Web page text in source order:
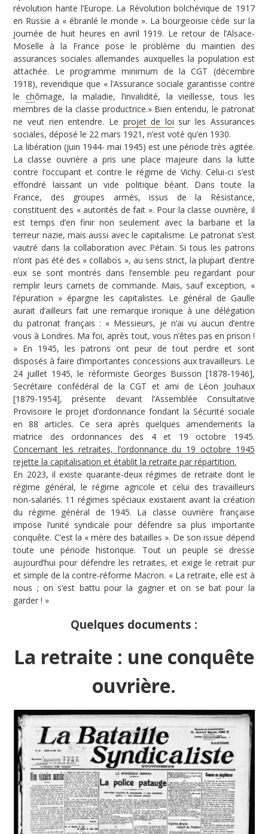
révolution hante l’Europe. La Révolution bolchévique de 1917
en Russie a « ébranlé le monde ». La bourgeoisie cède sur la
journée de huit heures en avril 1919. Le retour de l’Alsace-
Moselle à la France pose le problème du maintien des
assurances sociales allemandes auxquelles la population est
attachée. Le programme minimum de la CGT (décembre
1918), revendique que « l’Assurance sociale garantisse contre
lechômage, la maladie, l’invalidité, la vieillesse, tous les
membres de la classe productrice.» Bien entendu, le patronat
ne veut rien entendre. Le projet de loi sur les Assurances
sociales, déposé le 22 mars 1921, n’est voté qu’en 1930.
La libération (juin 1944- mai 1945) est une période très agitée.
La classe ouvrière a pris une place majeure dans la lutte
contre l’occupant et contre le régime de Vichy. Celui-ci s’est
effondré laissant un vide politique béant. Dans toute la
France, des groupes armés, issus de la Résistance,
constituent des « autorités de fait ». Pour la classe ouvrière, il
est temps d’en finir non seulement avec la barbarie et la
terreur nazie, mais aussi avec le capitalisme. Le patronat s’est
vautré dans la collaboration avec Pétain. Si tous les patrons
n’ont pas été des « collabos », au sens strict, la plupart d’entre
eux se sont montrés dans l’ensemble peu regardant pour
remplir leurs carnets de commande. Mais, sauf exception, «
l’épuration » épargne les capitalistes. Le général de Gaulle
aurait d’ailleurs fait une remarque ironique à une délégation
du patronat français : « Messieurs, je n’ai vu aucun d’entre
vous à Londres. Ma foi, après tout, vous n’êtes pas en prison !
» En 1945, les patrons ont peur de tout perdre et sont
disposés à faire d’importantes concessions aux travailleurs. Le
24 juillet 1945, le réformiste Georges Buisson [1878-1946],
Secrétaire confédéral de la CGT et ami de Léon Jouhaux
[1879-1954], présente devant l’Assemblée Consultative
Provisoire le projet d’ordonnance fondant la Sécurité sociale
en 88 articles. Ce sera après quelques amendements la
matrice des ordonnances des 4 et 19 octobre 1945.
Concernant les retraites, l’ordonnance du 19 octobre 1945
rejette la capitalisation et établit la retraite par répartition.
En 2023, il existe quarante-deux régimes de retraite dont le
régime général, le régime agricole et celui des travailleurs
non-salariés. 11 régimes spéciaux existaient avant la création
du régime général de 1945. La classe ouvrière française
impose l’unité syndicale pour défendre sa plus importante
conquête. C’est la « mère des batailles ». De son issue dépend
toute une période historique. Tout un peuple se dresse
aujourd’hui pour défendre les retraites, et exige le retrait pur
et simple de la contre-réforme Macron. « La retraite, elle est à
nous ; on s’est battu pour la gagner et on se bat pour la
garder ! »
Quelques documents :
La retraite : une conquête
ouvrière.